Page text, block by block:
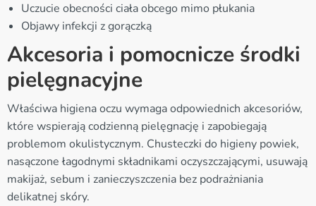
Uczucie obecności ciała obcego mimo płukania
Objawy infekcji z gorączką
Akcesoria i pomocnicze środki
pielęgnacyjne
Właściwa higiena oczu wymaga odpowiednich akcesoriów,
które wspierają codzienną pielęgnację i zapobiegają
problemom okulistycznym. Chusteczki do higieny powiek,
nasączone łagodnymi składnikami oczyszczającymi, usuwają
makijaż, sebum i zanieczyszczenia bez podrażniania
delikatnej skóry.